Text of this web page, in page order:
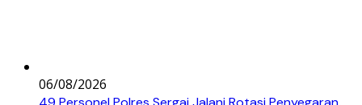
06/08/2026